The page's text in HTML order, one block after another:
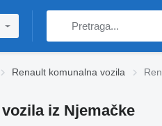
Renault komunalna vozila
iz Njemačke